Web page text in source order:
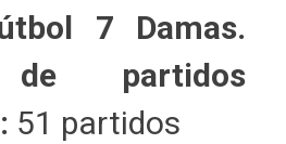
7 Damas.
partidos
51 partidos